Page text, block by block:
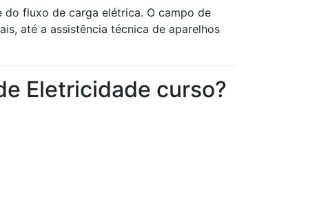
do fluxo de carga elétrica. O campo de
até a assistência técnica de aparelhos
Eletricidade curso?